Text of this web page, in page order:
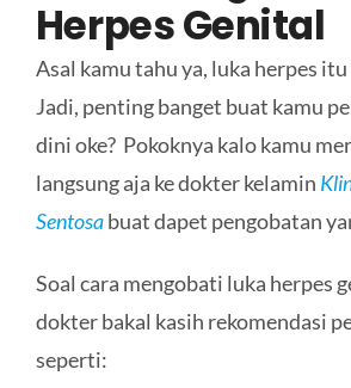
Herpes Genital
Asal kamu tahu ya, luka herpes
Jadi, penting banget buat kamu
dini oke? Pokoknya kalo kamu
langsung aja ke dokter kelamin
Sentosabuat dapet pengobatan
Soal cara mengobati luka herpes
dokter bakal kasih rekomendasi
seperti: